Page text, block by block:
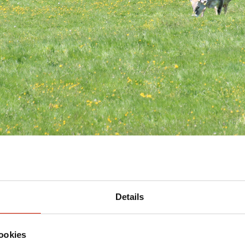
Details
adventure trail